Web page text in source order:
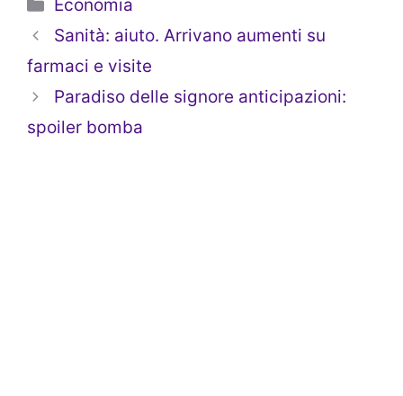
Economia
Sanità: aiuto. Arrivano aumenti su
farmaci e visite
Paradiso delle signore anticipazioni:
spoiler bomba